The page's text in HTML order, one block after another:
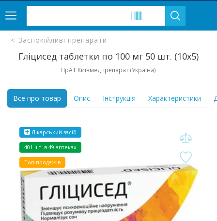
Заспокійливі препарати
Гліцисед таблетки по 100 мг 50 шт. (10х5)
ПрАТ Київмедпрепарат (Україна)
Все про товар Опис Інструкція Характеристики
Лікарський засіб
401 шт. в 49 аптеках
Топ продажів